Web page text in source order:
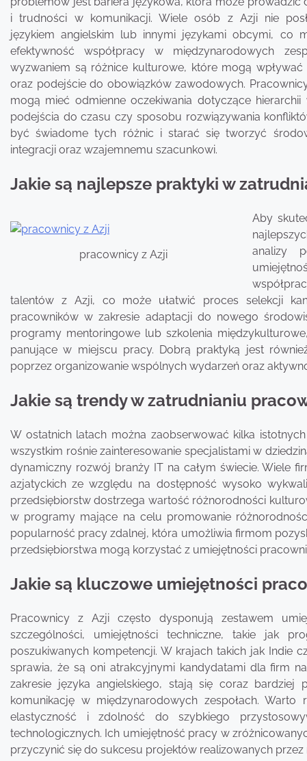
i trudności w komunikacji. Wiele osób z Azji nie
językiem angielskim lub innymi językami obcymi, co
efektywność współpracy w międzynarodowych
wyzwaniem są różnice kulturowe, które mogą
oraz podejście do obowiązków zawodowych.
mogą mieć odmienne oczekiwania dotyczące
podejścia do czasu czy sposobu rozwiązywania
być świadome tych różnic i starać się tworzyć
integracji oraz wzajemnemu szacunkowi.
Jakie są najlepsze praktyki w
pracownicy z Azji
Aby
analizy
talentów z Azji, co może ułatwić proces selekcji
pracowników w zakresie adaptacji do nowego
programy mentoringowe lub szkolenia
panujące w miejscu pracy. Dobrą praktyką jest
poprzez organizowanie wspólnych wydarzeń oraz
Jakie są trendy w zatrudnianiu
W ostatnich latach można zaobserwować kilka
wszystkim rośnie zainteresowanie specjalistami w
dynamiczny rozwój branży IT na całym świecie. Wiele
azjatyckich ze względu na dostępność wysoko
przedsiębiorstw dostrzega wartość różnorodności
w programy mające na celu promowanie
popularność pracy zdalnej, która umożliwia firmom
przedsiębiorstwa mogą korzystać z umiejętności
Jakie są kluczowe umiejętności
Pracownicy z Azji często dysponują zestawem
szczególności, umiejętności techniczne, takie jak
poszukiwanych kompetencji. W krajach takich jak Indie
sprawia, że są oni atrakcyjnymi kandydatami dla firm
zakresie języka angielskiego, stają się coraz bardziej
komunikację w międzynarodowych zespołach.
elastyczność i zdolność do szybkiego
technologicznych. Ich umiejętność pracy w
przyczynić się do sukcesu projektów realizowanych przez